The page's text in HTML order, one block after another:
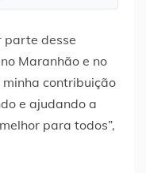
parte desse
Maranhão e no
contribuição
e ajudando a
para todos”,